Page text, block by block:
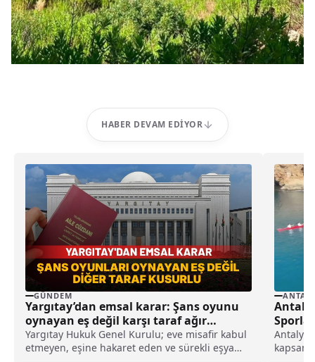
HABER DEVAM EDIYOR
GÜNDEM
Yargıtay’dan emsal karar: Şans oyunu
oynayan eş değil karşı taraf ağır
kusurlu sayıldı
Yargıtay Hukuk Genel Kurulu; eve misafir kabul
etmeyen, eşine hakaret eden ve sürekli eşya
Antalya